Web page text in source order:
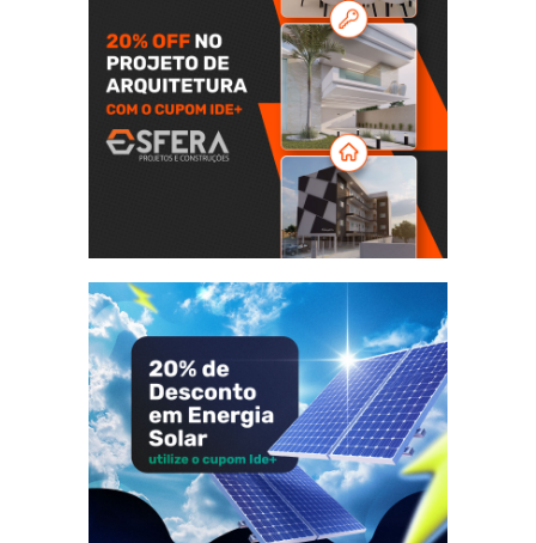
Transforme seu espaço com
20% de desconto no projeto
arquitetônico da sua casa ou
comércio.
👉 Clique e garanta seu
benefício.